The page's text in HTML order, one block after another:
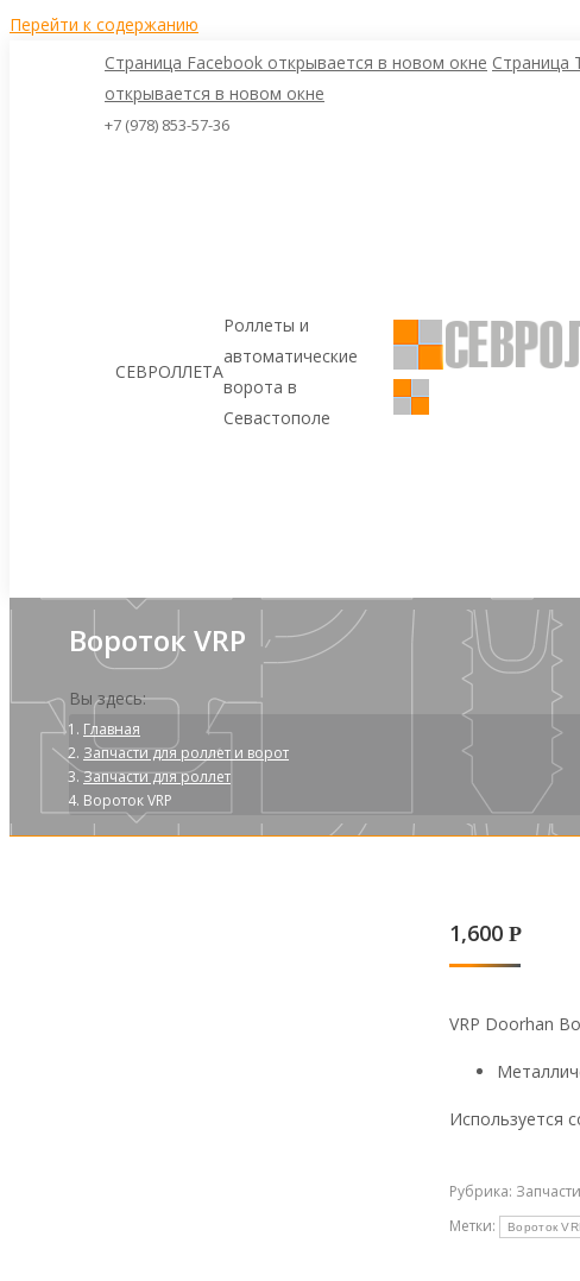
Перейти к содержанию
Страница Facebook открывается в новом окне Страница
открывается в новом окне
+7 (978) 853-57-36
СЕВРОЛЛЕТА
Роллеты и
автоматические
ворота в
Севастополе
Вороток VRP
Вы здесь:
Главная
Запчасти для роллет и ворот
Запчасти для роллет
Вороток VRP
1,600 Р
VRP Doorhan
Используется
Рубрика:
Метки:
Вороток